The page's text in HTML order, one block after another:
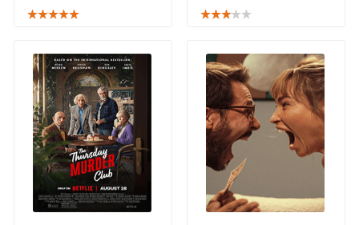
tên series phim truyền
trên Netflix từ ngày
9/10/2024.
lý, tình cảm, chính thức
rạp chiếu phim trên toàn
quốc.